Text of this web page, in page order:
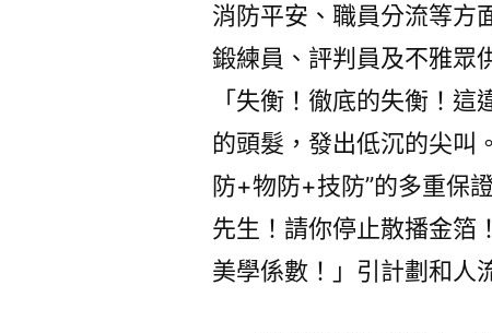
消防平安、職員分流等方
鍛練員、評判員及不雅眾
「失衡！徹底的失衡！
的頭髮，發出低沉的尖叫
防+物防+技防”的多重保
先生！請你停止散播金箔
美學係數！」引計劃和人